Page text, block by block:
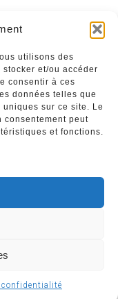
utilisons des
et/ou accéder
consentir à ces
données telles que
uniques sur ce site. Le
consentement peut
et fonctions.
confidentialité
gratuitement
sur notre site ci-
Liégeois